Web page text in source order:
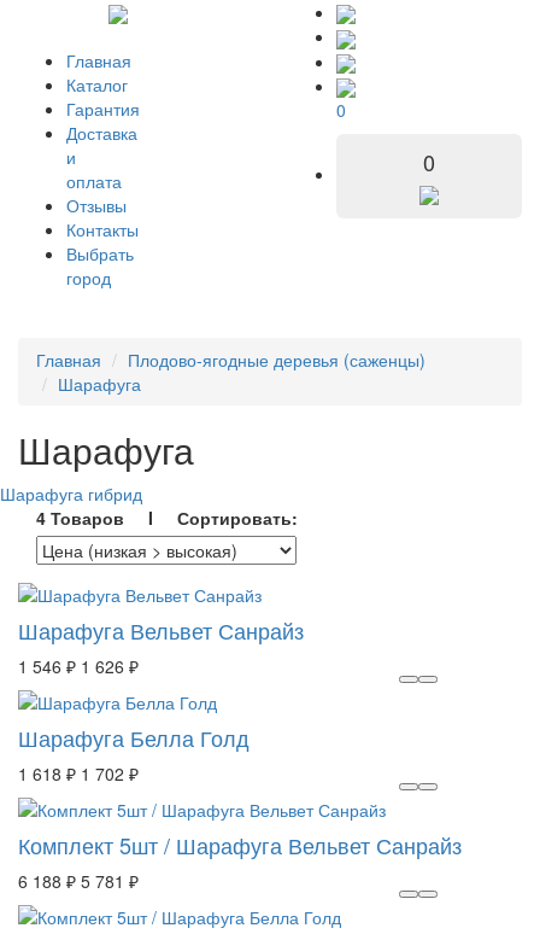
Главная
Каталог
Гарантия
Доставка
и
оплата
Отзывы
Контакты
Выбрать
город
0
0
Главная
Плодово-ягодные деревья (саженцы)
Шарафуга
Шарафуга
Шарафуга гибрид
4 Товаров I Сортировать:
Шарафуга Вельвет Санрайз
1 546 ₽ 1 626 ₽
Шарафуга Белла Голд
1 618 ₽ 1 702 ₽
Комплект 5шт / Шарафуга Вельвет Санрайз
6 188 ₽ 5 781 ₽